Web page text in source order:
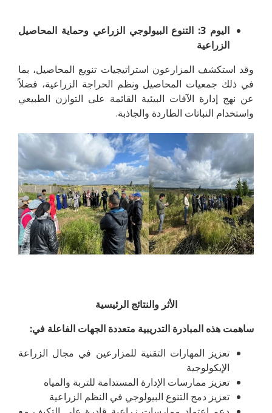
اليوم 3: التنوع البيولوجي الزراعي وحماية المحاصيل
الزراعية
وقد استكشف المزارعون استراتيجيات تنويع المحاصيل، بما
في ذلك جمعيات المحاصيل ونظم الحراجة الزراعية، فضلاً
عن نهج إدارة الآفات البيئية القائمة على التوازن الطبيعي
واستخدام النباتات الطاردة والجاذبة.
الأثر والنتائج الرئيسية
ساهمت هذه المبادرة التدريبية متعددة الجهات الفاعلة في:
تعزيز المهارات التقنية للمزارعين في مجال الزراعة
الإيكولوجية
تعزيز ممارسات الإدارة المستدامة للتربة والمياه
تعزيز دمج التنوع البيولوجي في النظم الزراعية